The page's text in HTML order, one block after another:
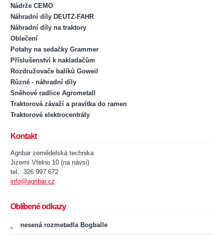
Nádrže CEMO
Náhradní díly DEUTZ-FAHR
Náhradní díly na traktory
Oblečení
Potahy na sedačky Grammer
Příslušenství k nakladačům
Rozdružovače balíků Goweil
Různé - náhradní díly
Sněhové radlice Agrometall
Traktorová závaží a pravítka do ramen
Traktorové elektrocentrály
Kontakt
Agribar zemědelská technika
Jizerní Vtelno 10 (na návsi)
tel.: 326 997 672
info@agribar.cz
Oblíbené odkazy
nesená rozmetadla Bogballe